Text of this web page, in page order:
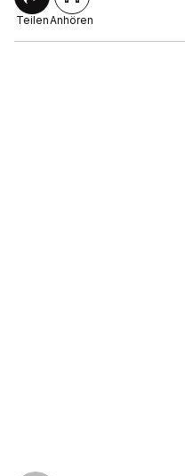
TeilenAnhören